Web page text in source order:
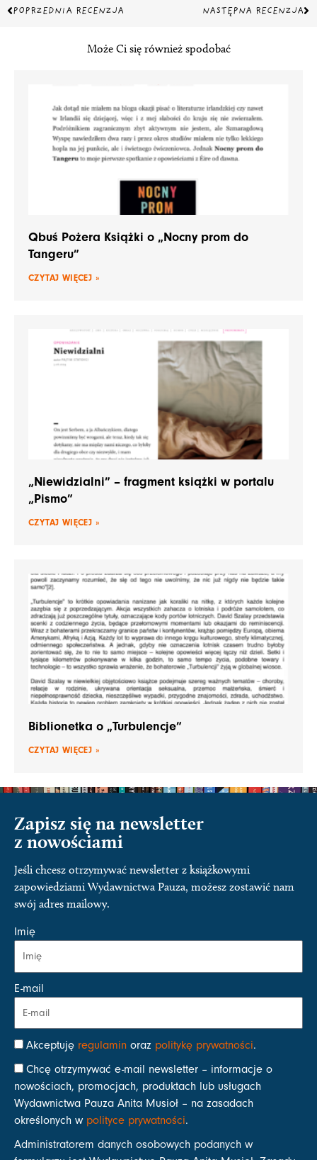
Prev
POPRZEDNIA RECENZJA NASTĘPNA RECENZJA
Może Ci się również spodobać
Qbuś Pożera Książki o „Nocny prom do
Tangeru”
CZYTAJ WIĘCEJ »
„Niewidzialni” – fragment książki w portalu
„Pismo”
CZYTAJ WIĘCEJ »
Biblionetka o „Turbulencje”
CZYTAJ WIĘCEJ »
Zapisz się na newsletter
z nowościami
Jeśli chcesz otrzymywać newsletter z książkowymi
zapowiedziami Wydawnictwa Pauza, możesz zostawić nam
swój adres mailowy.
Imię
E-mail
Akceptuję regulamin oraz politykę prywatności.
Chcę otrzymywać e-mail newsletter – informacje o
nowościach, promocjach, produktach lub usługach
Wydawnictwa Pauza Anita Musioł – na zasadach
określonych w polityce prywatności.
Administratorem danych osobowych podanych w